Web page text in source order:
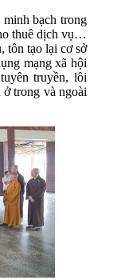
bạch trong
thuê dịch vụ…
tôn tạo lại cơ sở
mạng xã hội
truyền, lôi
trong và ngoài